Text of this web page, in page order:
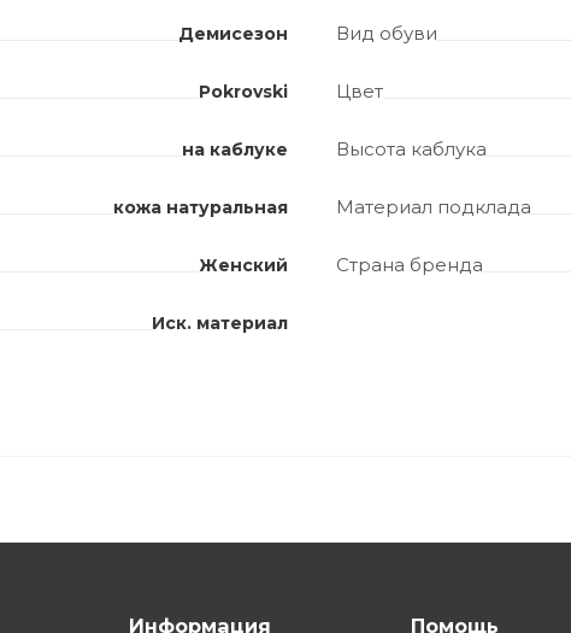
Демисезон Вид обуви
Pokrovski Цвет
на каблуке Высота каблука
кожа натуральная Материал подклада
Женский Страна бренда
Иск. материал
Информация Помощь